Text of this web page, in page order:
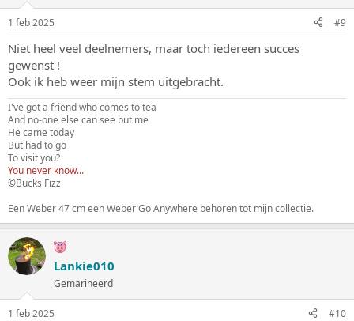
1 feb 2025 #9
Niet heel veel deelnemers, maar toch iedereen succes
gewenst !
Ook ik heb weer mijn stem uitgebracht.
I've got a friend who comes to tea
And no-one else can see but me
He came today
But had to go
To visit you?
You never know...
©Bucks Fizz
Een Weber 47 cm een Weber Go Anywhere behoren tot mijn collectie.
Lankie010
Gemarineerd
1 feb 2025 #10